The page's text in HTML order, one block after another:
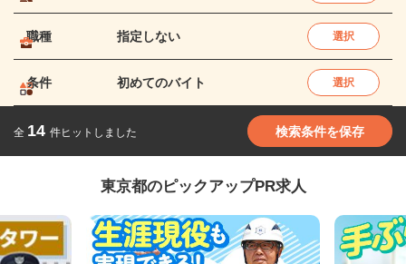
職種 指定しない 選択
条件 初めてのバイト 選択
全 14 件ヒットしました 検索条件を保存
東京都のピックアップPR求人